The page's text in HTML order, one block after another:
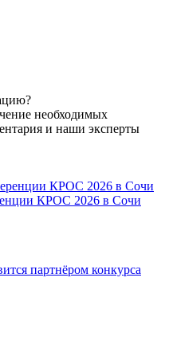
необходимых
и наши эксперты
КРОС 2026 в Сочи
партнёром конкурса